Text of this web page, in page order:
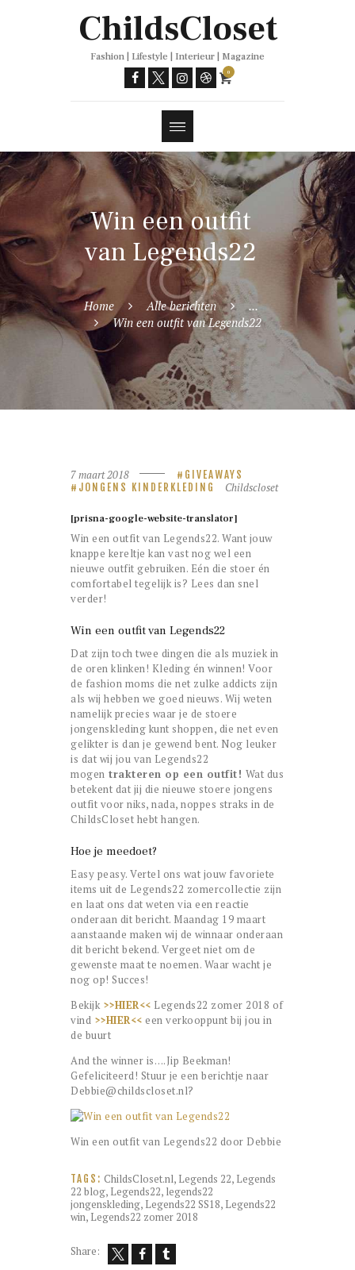
ChildsCloset
Fashion | Lifestyle | Interieur | Magazine
0
Win een outfit
van Legends22
Home Alle berichten
...
Win een outfit van Legends22
Trends
7 maart 2018
GIVEAWAYS
JONGENS KINDERKLEDING
Childscloset
[prisna-google-website-translator]
Win een outfit van Legends22. Want jouw
knappe kereltje kan vast nog wel een
nieuwe outfit gebruiken. Eén die stoer én
comfortabel tegelijk is? Lees dan snel
verder!
Win een outfit van Legends22
Dat zijn toch twee dingen die als muziek in
de oren klinken! Kleding én winnen! Voor
de fashion moms die net zulke addicts zijn
als wij hebben we goed nieuws. Wij weten
namelijk precies waar je de stoere
jongenskleding kunt shoppen, die net even
gelikter is dan je gewend bent. Nog leuker
is dat wij jou van Legends22
mogen trakteren op een outfit! Wat dus
betekent dat jij die nieuwe stoere jongens
outfit voor niks, nada, noppes straks in de
ChildsCloset hebt hangen.
Hoe je meedoet?
Easy peasy. Vertel ons wat jouw favoriete
items uit de Legends22 zomercollectie zijn
en laat ons dat weten via een reactie
onderaan dit bericht. Maandag 19 maart
aanstaande maken wij de winnaar onderaan
dit bericht bekend. Vergeet niet om de
gewenste maat te noemen. Waar wacht je
nog op! Succes!
Bekijk >>HIER<< Legends22 zomer 2018 of
vind >>HIER<< een verkooppunt bij jou in
de buurt
And the winner is….Jip Beekman!
Gefeliciteerd! Stuur je een berichtje naar
Debbie@childscloset.nl?
Win een outfit van Legends22 door Debbie
TAGS: ChildsCloset.nl, Legends 22, Legends
22 blog, Legends22, legends22
jongenskleding, Legends22 SS18, Legends22
win, Legends22 zomer 2018
Share: